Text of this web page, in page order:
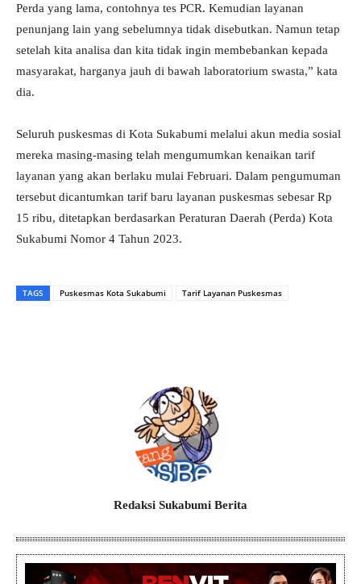
Perda yang lama, contohnya tes PCR. Kemudian layanan
penunjang lain yang sebelumnya tidak disebutkan. Namun tetap
setelah kita analisa dan kita tidak ingin membebankan kepada
masyarakat, harganya jauh di bawah laboratorium swasta,” kata
dia.
Seluruh puskesmas di Kota Sukabumi melalui akun media sosial
mereka masing-masing telah mengumumkan kenaikan tarif
layanan yang akan berlaku mulai Februari. Dalam pengumuman
tersebut dicantumkan tarif baru layanan puskesmas sebesar Rp
15 ribu, ditetapkan berdasarkan Peraturan Daerah (Perda) Kota
Sukabumi Nomor 4 Tahun 2023.
TAGS Puskesmas Kota Sukabumi Tarif Layanan Puskesmas
Redaksi Sukabumi Berita